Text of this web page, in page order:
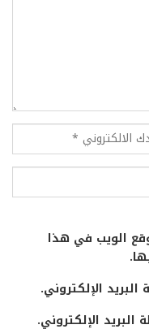
الويب في هذا
الإلكتروني.
الإلكتروني.